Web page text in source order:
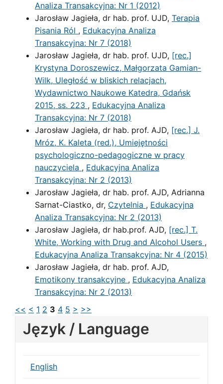
Analiza Transakcyjna: Nr 1 (2012)
Jarosław Jagieła, dr hab. prof. UJD, Terapia
Pisania Ról , Edukacyjna Analiza
Transakcyjna: Nr 7 (2018)
Jarosław Jagieła, dr hab. prof. UJD, [rec.]
Krystyna Doroszewicz, Małgorzata Gamian-
Wilk, Uległość w bliskich relacjach,
Wydawnictwo Naukowe Katedra, Gdańsk
2015, ss. 223 , Edukacyjna Analiza
Transakcyjna: Nr 7 (2018)
Jarosław Jagieła, dr hab. prof. AJD, [rec.] J.
Mróz, K. Kaleta (red.), Umiejętności
psychologiczno-pedagogiczne w pracy
nauczyciela , Edukacyjna Analiza
Transakcyjna: Nr 2 (2013)
Jarosław Jagieła, dr hab. prof. AJD, Adrianna
Sarnat-Ciastko, dr, Czytelnia , Edukacyjna
Analiza Transakcyjna: Nr 2 (2013)
Jarosław Jagieła, dr hab.prof. AJD, [rec.] T.
White, Working with Drug and Alcohol Users ,
Edukacyjna Analiza Transakcyjna: Nr 4 (2015)
Jarosław Jagieła, dr hab. prof. AJD,
Emotikony transakcyjne , Edukacyjna Analiza
Transakcyjna: Nr 2 (2013)
<< < 1 2 3 4 5 > >>
Język / Language
English